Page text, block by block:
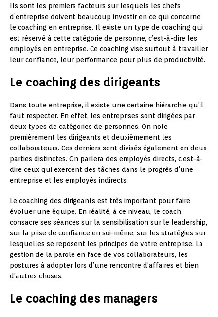
Ils sont les premiers facteurs sur lesquels les chefs
d’entreprise doivent beaucoup investir en ce qui concerne
le coaching en entreprise. Il existe un type de coaching qui
est réservé à cette catégorie de personne, c’est-à-dire les
employés en entreprise. Ce coaching vise surtout à travailler
leur confiance, leur performance pour plus de productivité.
Le coaching des dirigeants
Dans toute entreprise, il existe une certaine hiérarchie qu’il
faut respecter. En effet, les entreprises sont dirigées par
deux types de catégories de personnes. On note
premièrement les dirigeants et deuxièmement les
collaborateurs. Ces derniers sont divisés également en deux
parties distinctes. On parlera des employés directs, c’est-à-
dire ceux qui exercent des tâches dans le progrès d’une
entreprise et les employés indirects.
Le coaching des dirigeants est très important pour faire
évoluer une équipe. En réalité, à ce niveau, le coach
consacre ses séances sur la sensibilisation sur le leadership,
sur la prise de confiance en soi-même, sur les stratégies sur
lesquelles se reposent les principes de votre entreprise. La
gestion de la parole en face de vos collaborateurs, les
postures à adopter lors d’une rencontre d’affaires et bien
d’autres choses.
Le coaching des managers